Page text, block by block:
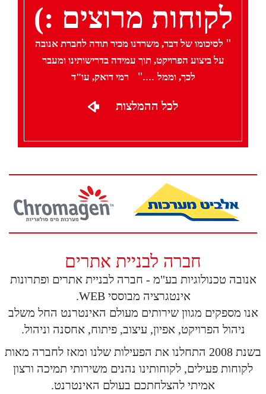
לקוחות מרוצים :)
" לסיכומו של דבר, משרדנו מכיר תודה לחברת אנובה
על ביצוע הפרויקט, תוך עמידה בדרישותינו ומעבר
לכך, וממל....
" רמי דואק, עו"ד
לכל ההמלצות
חברה לבניית אתרים
אנובה טכנולוגיות בע"מ - חברה לבניית אתרים ופתרונות
אינטגרציה מבוססי WEB.
אנו מספקים מגוון שירותים מעולם האינטרנט החל משלב
ניהול הפרויקט, אפיון, עיצוב, פיתוח, אחסנה וניהול.
בשנת 2008 התחלנו את הפעילות שלנו ומאז לחברה מאות
לקוחות פעילים, לקוחותינו נהנים משירותי תמיכה ורצון
אמיתי להצלחתכם בעולם האינטרנט.